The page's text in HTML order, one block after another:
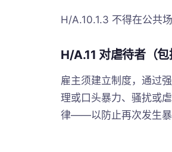
H/A.10.1.3 不得在公共
H/A.11 对虐待者（
雇主须建立制度，通过
理或口头暴力、骚扰或
律——以防止再次发生暴